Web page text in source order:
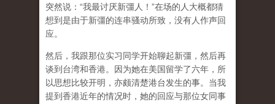
突然说：“我最讨厌新彊人！”在场的人大概都猜
想到是由于新彊的连串骚动所致，没有人作声回
应。
然后，我跟那位实习同学开始聊起新彊，然后再
谈到台湾和香港。因为她在美国留学了六年，所
以思想比较开明，亦颇清楚港台发生的事。当我
提到香港近年的情况时，她的回应与那位女同事